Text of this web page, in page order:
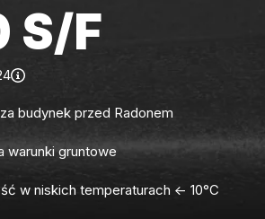
S/F
budynek przed Radonem
warunki gruntowe
w niskich temperaturach <- 10°C